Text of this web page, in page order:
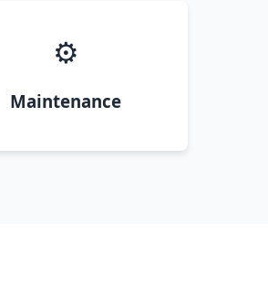
⚙️
Maintenance